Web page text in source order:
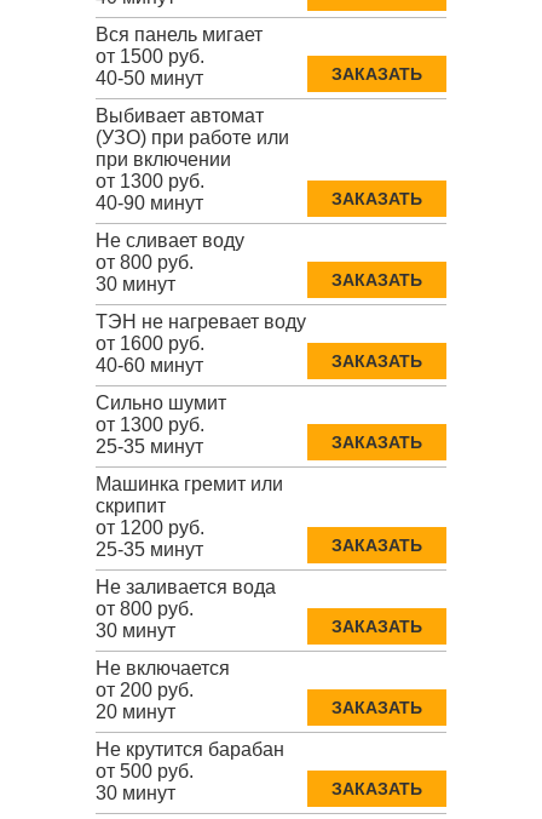
Вся панель мигает
от 1500 руб.
40-50 минут
ЗАКАЗАТЬ
Выбивает автомат
(УЗО) при работе или
при включении
от 1300 руб.
40-90 минут
ЗАКАЗАТЬ
Не сливает воду
от 800 руб.
30 минут
ЗАКАЗАТЬ
ТЭН не нагревает воду
от 1600 руб.
40-60 минут
ЗАКАЗАТЬ
Сильно шумит
от 1300 руб.
25-35 минут
ЗАКАЗАТЬ
Машинка гремит или
скрипит
от 1200 руб.
25-35 минут
ЗАКАЗАТЬ
Не заливается вода
от 800 руб.
30 минут
ЗАКАЗАТЬ
Не включается
от 200 руб.
20 минут
ЗАКАЗАТЬ
Не крутится барабан
от 500 руб.
30 минут
ЗАКАЗАТЬ